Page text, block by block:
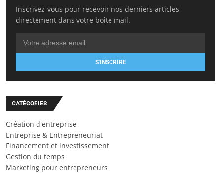
Inscrivez-vous pour recevoir nos derniers articles
directement dans votre boîte mail.
S'INSCRIRE
CATÉGORIES
Création d'entreprise
Entreprise & Entrepreneuriat
Financement et investissement
Gestion du temps
Marketing pour entrepreneurs